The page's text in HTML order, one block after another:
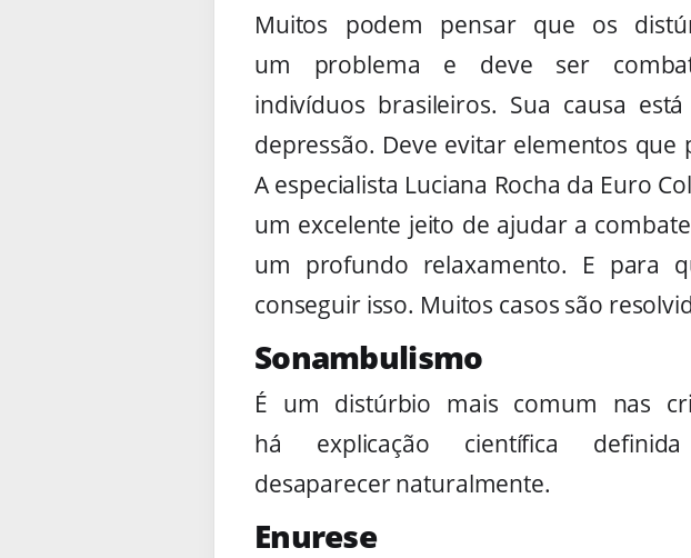
Muitos podem pensar que os
um problema e deve ser
indivíduos brasileiros. Sua causa
depressão. Deve evitar elementos
A especialista Luciana Rocha da Euro
um excelente jeito de ajudar a
um profundo relaxamento. E para
conseguir isso. Muitos casos são
Sonambulismo
É um distúrbio mais comum nas
há explicação científica
desaparecer naturalmente.
Enurese